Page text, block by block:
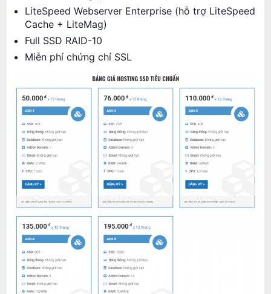
LiteSpeed Webserver Enterprise (hỗ trợ LiteSpeed
Cache + LiteMag)
Full SSD RAID-10
Miễn phí chứng chỉ SSL